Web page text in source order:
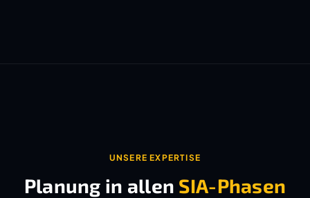
UNSERE EXPERTISE
Planung in allen SIA-Phasen